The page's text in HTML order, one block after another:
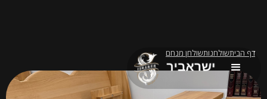
דף הביתשולחנותשולחן מנחם